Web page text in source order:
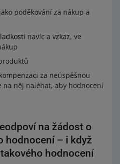
poděkování za nákup a
navíc a vzkaz, ve
za neúspěšnou
na něj naléhat, aby hodnocení
na žádost o
hodnocení – i když
hodnocení